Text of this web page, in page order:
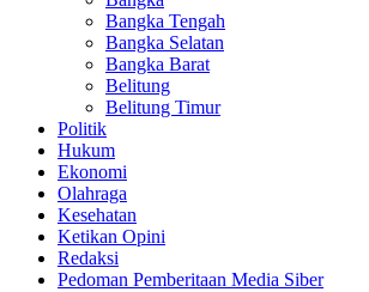
Bangka Tengah
Bangka Selatan
Bangka Barat
Belitung
Belitung Timur
Politik
Hukum
Ekonomi
Olahraga
Kesehatan
Ketikan Opini
Redaksi
Pedoman Pemberitaan Media Siber